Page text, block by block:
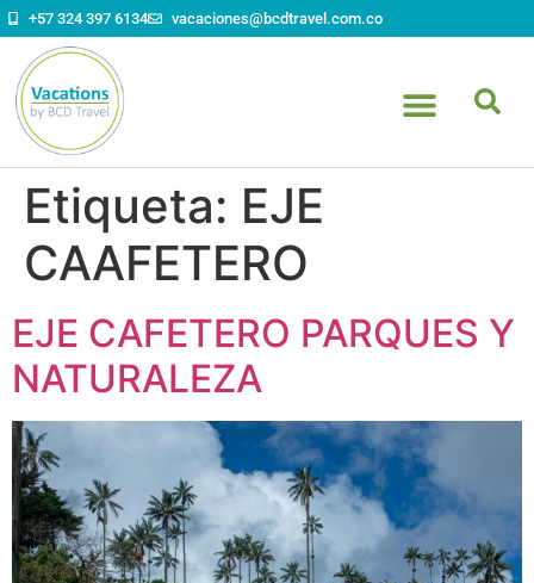
contenido
+57 324 397 6134 vacaciones@bcdtravel.com.co
Etiqueta: EJE
CAAFETERO
EJE CAFETERO PARQUES Y
NATURALEZA